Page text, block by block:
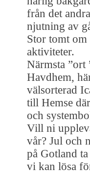
från det
njutning av
Stor tomt
aktiviteter.
Närmsta
Havdhem,
välsorterad
till Hemse
och
Vill ni
vår? Jul och
på Gotland
vi kan lösa